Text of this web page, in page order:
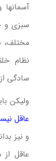
سبزی و
مختلف،
نظام
سادگی
ولیکن
عاقل
و نیز
عاقل